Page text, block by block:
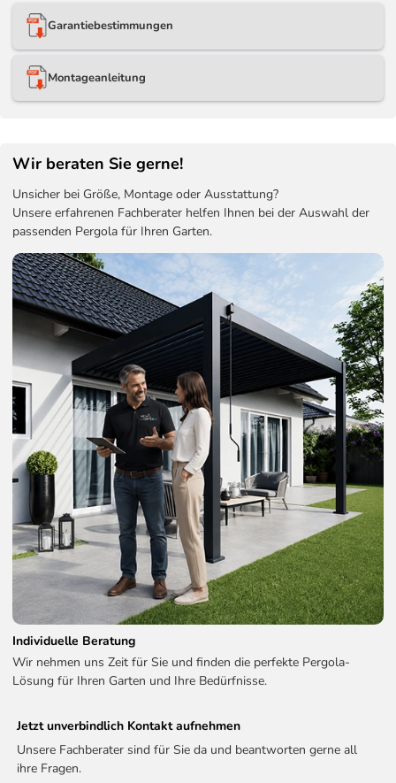
Garantiebestimmungen
Montageanleitung
Wir beraten Sie gerne!
Unsicher bei Größe, Montage oder Ausstattung?
Unsere erfahrenen Fachberater helfen Ihnen bei der Auswahl der
passenden Pergola für Ihren Garten.
Individuelle Beratung
Wir nehmen uns Zeit für Sie und finden die perfekte Pergola-
Lösung für Ihren Garten und Ihre Bedürfnisse.
Jetzt unverbindlich Kontakt aufnehmen
Unsere Fachberater sind für Sie da und beantworten gerne all
ihre Fragen.